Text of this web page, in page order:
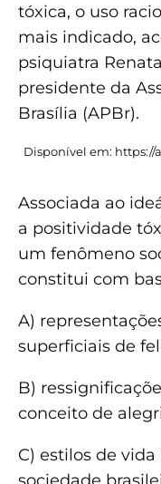
tóxica, o uso
mais indicado,
psiquiatra
presidente da
Brasília (APBr).
Disponível em: https://
Associada ao
a positividade
um fenômeno
constitui com
A)
superficiais de
B)
conceito de
C) estilos de